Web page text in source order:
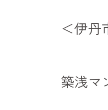
＜伊丹
築浅マ